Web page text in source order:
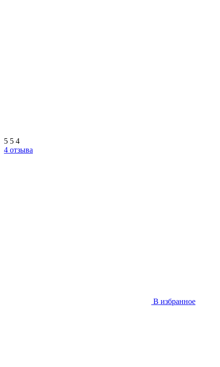
5 5 4
4 отзыва
В избранное